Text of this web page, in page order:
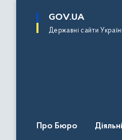
основного
GOV.UA
Державні сайти
Про Бюро